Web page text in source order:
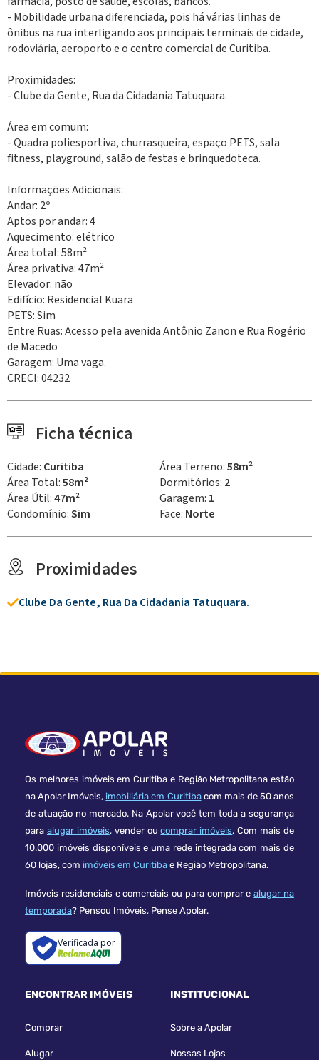
- Mobilidade urbana diferenciada, pois há várias linhas de
ônibus na rua interligando aos principais terminais de cidade,
rodoviária, aeroporto e o centro comercial de Curitiba.
Proximidades:
- Clube da Gente, Rua da Cidadania Tatuquara.
Área em comum:
- Quadra poliesportiva, churrasqueira, espaço PETS, sala
fitness, playground, salão de festas e brinquedoteca.
Informações Adicionais:
Andar: 2º
Aptos por andar: 4
Aquecimento: elétrico
Área total: 58m²
Área privativa: 47m²
Elevador: não
Edifício: Residencial Kuara
PETS: Sim
Entre Ruas: Acesso pela avenida Antônio Zanon e Rua Rogério
de Macedo
Garagem: Uma vaga.
CRECI: 04232
Ficha técnica
Cidade: Curitiba Área Terreno:58m²
Área Total:58m² Dormitórios: 2
Área Útil:47m² Garagem: 1
Condomínio:Sim Face: Norte
Proximidades
Clube Da Gente, Rua Da Cidadania Tatuquara.
Os melhores imóveis em Curitiba e Região Metropolitana estão
na Apolar Imóveis, imobiliária em Curitibacom mais de 50 anos
de atuação no mercado. Na Apolar você tem toda a segurança
para alugar imóveis, vender oucomprar imóveis. Com mais de
10.000 imóveis disponíveis e uma rede integrada com mais de
60 lojas, com imóveis em Curitiba e Região Metropolitana.
Imóveis residenciais e comerciais ou para comprar ealugar na
temporada? Pensou Imóveis, Pense Apolar.
Verificada por
ENCONTRAR IMÓVEIS
Comprar
Alugar
INSTITUCIONAL
Sobre a Apolar
Nossas Lojas